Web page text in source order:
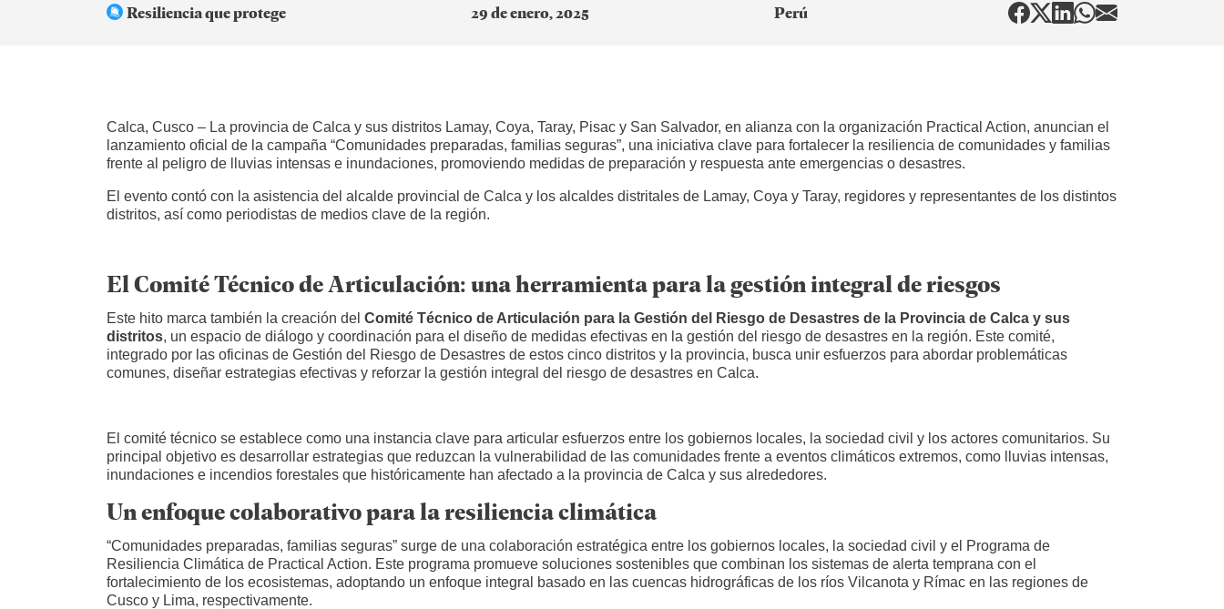
Resiliencia que protege 29 de enero, 2025 Perú
Calca, Cusco – La provincia de Calca y sus distritos Lamay, Coya, Taray, Pisac y San Salvador, en alianza con la organización Practical Action, anuncian el
lanzamiento oficial de la campaña “Comunidades preparadas, familias seguras”, una iniciativa clave para fortalecer la resiliencia de comunidades y familias
frente al peligro de lluvias intensas e inundaciones, promoviendo medidas de preparación y respuesta ante emergencias o desastres.
El evento contó con la asistencia del alcalde provincial de Calca y los alcaldes distritales de Lamay, Coya y Taray, regidores y representantes de los distintos
distritos, así como periodistas de medios clave de la región.
El Comité Técnico de Articulación: una herramienta para la gestión integral de riesgos
Este hito marca también la creación del Comité Técnico de Articulación para la Gestión del Riesgo de Desastres de la Provincia de Calca y sus
distritos, un espacio de diálogo y coordinación para el diseño de medidas efectivas en la gestión del riesgo de desastres en la región. Este comité,
integrado por las oficinas de Gestión del Riesgo de Desastres de estos cinco distritos y la provincia, busca unir esfuerzos para abordar problemáticas
comunes, diseñar estrategias efectivas y reforzar la gestión integral del riesgo de desastres en Calca.
El comité técnico se establece como una instancia clave para articular esfuerzos entre los gobiernos locales, la sociedad civil y los actores comunitarios. Su
principal objetivo es desarrollar estrategias que reduzcan la vulnerabilidad de las comunidades frente a eventos climáticos extremos, como lluvias intensas,
inundaciones e incendios forestales que históricamente han afectado a la provincia de Calca y sus alrededores.
Un enfoque colaborativo para la resiliencia climática
“Comunidades preparadas, familias seguras” surge de una colaboración estratégica entre los gobiernos locales, la sociedad civil y el Programa de
Resiliencia Climática de Practical Action. Este programa promueve soluciones sostenibles que combinan los sistemas de alerta temprana con el
fortalecimiento de los ecosistemas, adoptando un enfoque integral basado en las cuencas hidrográficas de los ríos Vilcanota y Rímac en las regiones de
Cusco y Lima, respectivamente.